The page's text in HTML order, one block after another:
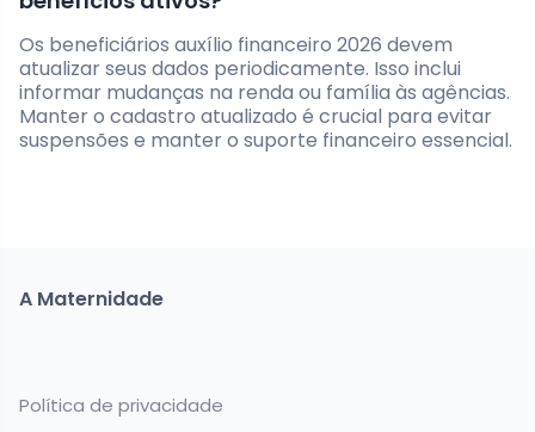
Os beneficiários auxílio financeiro 2026 devem
atualizar seus dados periodicamente. Isso inclui
informar mudanças na renda ou família às agências.
Manter o cadastro atualizado é crucial para evitar
suspensões e manter o suporte financeiro essencial.
A Maternidade
Política de privacidade